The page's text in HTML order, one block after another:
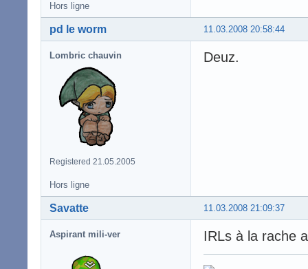
Hors ligne
11.03.2008 20:58:44
pd le worm
Lombric chauvin
Registered 21.05.2005
Deuz.
Hors ligne
11.03.2008 21:09:37
Savatte
Aspirant mili-ver IRLs à la rache